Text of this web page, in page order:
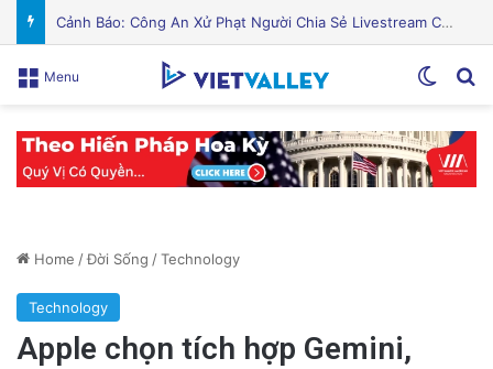
PGS.TS Hà Đình Đức: Di sản và Hành trình Cuộc đời của Nhà Khoa học Xuất sắc
Menu
Home /Đời Sống /Technology
Technology
Apple chọn tích hợp Gemini,